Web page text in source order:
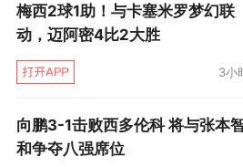
决赛中，德约将会对阵美国
是双方生涯首次交手，科达
他先后战胜了穆雷、阿古特
将，半决赛又因为西冈良
级，对于决赛挑战德约，科
梅西2球1助！与卡塞米罗梦幻联
动，迈阿密4比2大胜
3小
向鹏3-1击败西多伦科 将与张本
和争夺八强席位